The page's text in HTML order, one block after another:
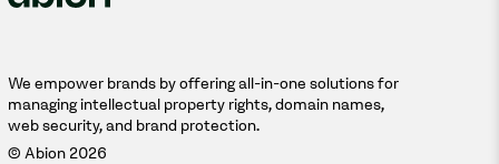
post
Att välja rätt leverantör kräver en utvärdering av
säkerhetsfunktioner, användarvänlighet och
We empower brands by offering all-in-one solutions for
managing intellectual property rights, domain names,
web security, and brand protection.
© Abion 2026